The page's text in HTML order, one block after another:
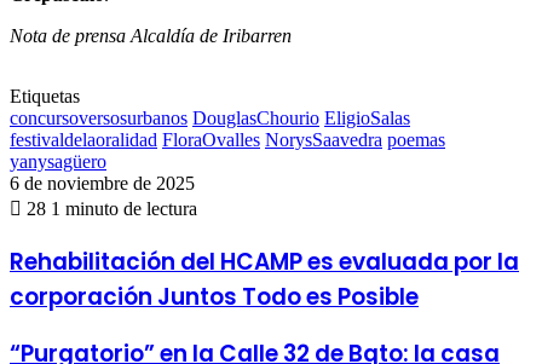
Nota de prensa Alcaldía de Iribarren
Etiquetas
concursoversosurbanos DouglasChourio EligioSalas
festivaldelaoralidad FloraOvalles NorysSaavedra poemas
yanysagüero
6 de noviembre de 2025
28 1 minuto de lectura
Rehabilitación
del
HCAMP
evaluada
Rehabilitación del HCAMP es evaluada por la
corporación Juntos Todo es Posible
“Purgatorio”
“Purgatorio” en la Calle 32 de Bqto: la casa